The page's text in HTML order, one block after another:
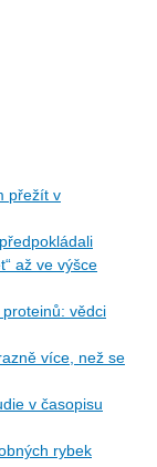
přežít v
až ve výšce
vědci
více, než se
v časopisu
rybek